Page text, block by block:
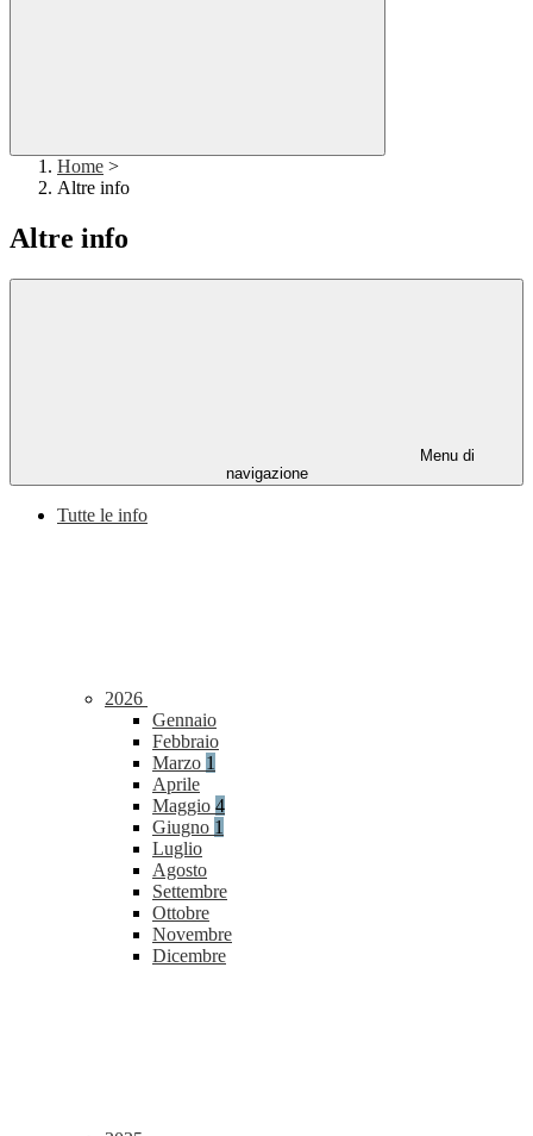
Home >
Altre info
Altre info
Menu di
navigazione
Tutte le info
2026
Gennaio
Febbraio
Marzo 1
Aprile
Maggio 4
Giugno 1
Luglio
Agosto
Settembre
Ottobre
Novembre
Dicembre